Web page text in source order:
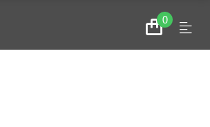
0
Zum
Warenkorb
Menu